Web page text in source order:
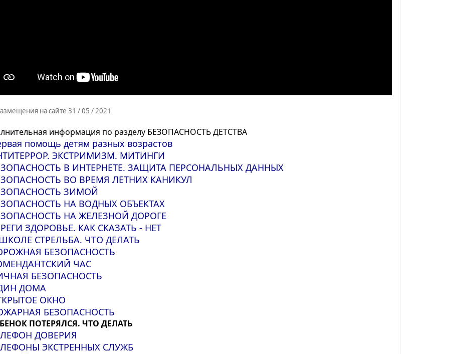
на сайте 31 / 05 / 2021
информация по разделу БЕЗОПАСНОСТЬ ДЕТСТВА
помощь детям разных возрастов
ЭКСТРИМИЗМ. МИТИНГИ
В ИНТЕРНЕТЕ. ЗАЩИТА ПЕРСОНАЛЬНЫХ ДАННЫХ
ВО ВРЕМЯ ЛЕТНИХ КАНИКУЛ
ЗИМОЙ
НА ВОДНЫХ ОБЪЕКТАХ
НА ЖЕЛЕЗНОЙ ДОРОГЕ
ЗДОРОВЬЕ. КАК СКАЗАТЬ - НЕТ
СТРЕЛЬБА. ЧТО ДЕЛАТЬ
БЕЗОПАСНОСТЬ
ЧАС
БЕЗОПАСНОСТЬ
ДОМА
ОКНО
БЕЗОПАСНОСТЬ
ПОТЕРЯЛСЯ. ЧТО ДЕЛАТЬ
ДОВЕРИЯ
ЭКСТРЕННЫХ СЛУЖБ